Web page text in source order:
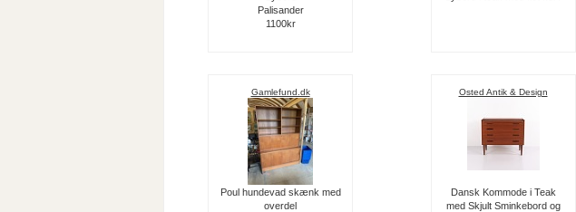
Palisander
1100kr
Gamlefund.dk
Poul hundevad skænk med
overdel
Osted Antik & Design
Dansk Kommode i Teak
med Skjult Sminkebord og